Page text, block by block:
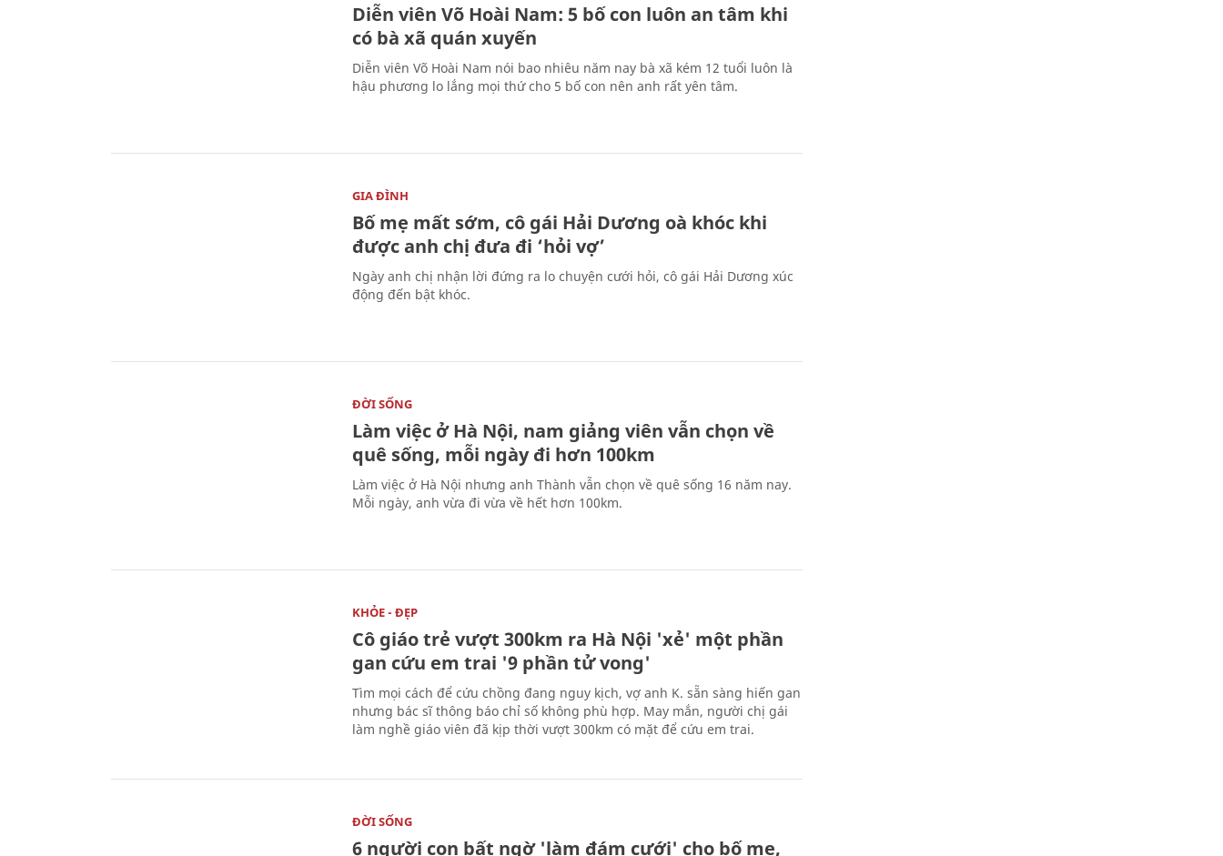
Diễn viên Võ Hoài Nam: 5 bố con luôn an tâm khi
có bà xã quán xuyến
Diễn viên Võ Hoài Nam nói bao nhiêu năm nay bà xã kém 12 tuổi luôn là
hậu phương lo lắng mọi thứ cho 5 bố con nên anh rất yên tâm.
GIA ĐÌNH
Bố mẹ mất sớm, cô gái Hải Dương oà khóc khi
được anh chị đưa đi ‘hỏi vợ’
Ngày anh chị nhận lời đứng ra lo chuyện cưới hỏi, cô gái Hải Dương xúc
động đến bật khóc.
ĐỜI SỐNG
Làm việc ở Hà Nội, nam giảng viên vẫn chọn về
quê sống, mỗi ngày đi hơn 100km
Làm việc ở Hà Nội nhưng anh Thành vẫn chọn về quê sống 16 năm nay.
Mỗi ngày, anh vừa đi vừa về hết hơn 100km.
KHỎE - ĐẸP
Cô giáo trẻ vượt 300km ra Hà Nội 'xẻ' một phần
gan cứu em trai '9 phần tử vong'
Tìm mọi cách để cứu chồng đang nguy kịch, vợ anh K. sẵn sàng hiến gan
nhưng bác sĩ thông báo chỉ số không phù hợp. May mắn, người chị gái
làm nghề giáo viên đã kịp thời vượt 300km có mặt để cứu em trai.
ĐỜI SỐNG
6 người con bất ngờ 'làm đám cưới' cho bố mẹ,